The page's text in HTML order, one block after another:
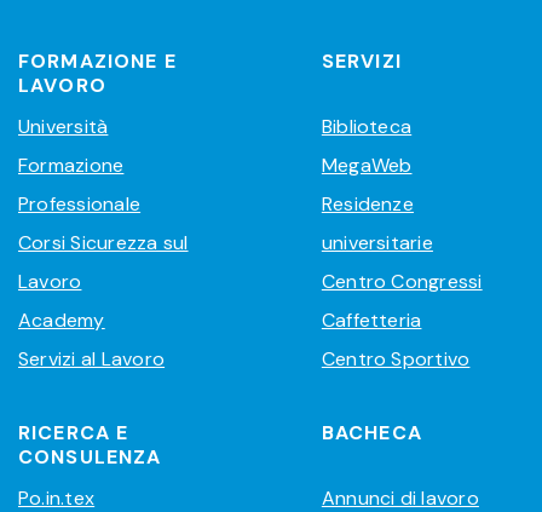
FORMAZIONE E
LAVORO
Università
Formazione
Professionale
Corsi Sicurezza sul
Lavoro
Academy
Servizi al Lavoro
SERVIZI
Biblioteca
MegaWeb
Residenze
universitarie
Centro Congressi
Caffetteria
Centro Sportivo
RICERCA E
CONSULENZA
Po.in.tex
BACHECA
Annunci di lavoro